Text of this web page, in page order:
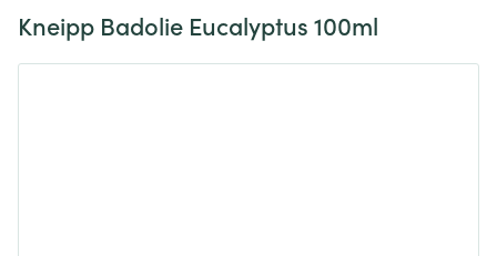
Kneipp Badolie Eucalyptus 100ml